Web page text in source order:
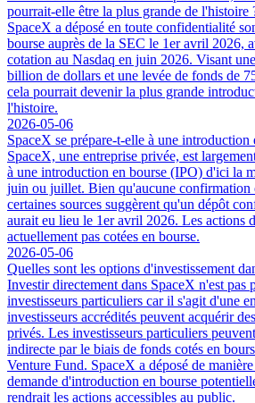
pourrait-elle être la plus grande de l'histoire
SpaceX a déposé en toute confidentialité
bourse auprès de la SEC le 1er avril 2026,
cotation au Nasdaq en juin 2026. Visant
billion de dollars et une levée de fonds de
cela pourrait devenir la plus grande
l'histoire.
2026-05-06
SpaceX se prépare-t-elle à une introduction
SpaceX, une entreprise privée, est
à une introduction en bourse (IPO) d'ici la
juin ou juillet. Bien qu'aucune confirmation
certaines sources suggèrent qu'un dépôt
aurait eu lieu le 1er avril 2026. Les actions
actuellement pas cotées en bourse.
2026-05-06
Quelles sont les options d'investissement
Investir directement dans SpaceX n'est pas
investisseurs particuliers car il s'agit d'une
investisseurs accrédités peuvent acquérir
privés. Les investisseurs particuliers
indirecte par le biais de fonds cotés en
Venture Fund. SpaceX a déposé de
demande d'introduction en bourse
rendrait les actions accessibles au public.